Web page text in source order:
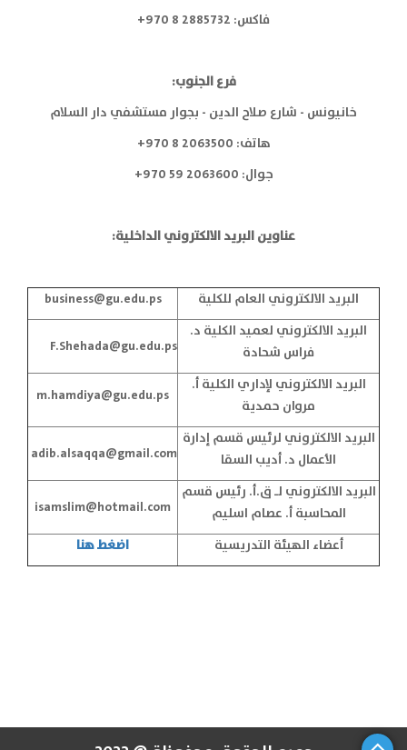
فاكس: 2885732 8 970+
فرع الجنوب:
خانيونس - شارع صلاح الدين - بجوار مستشفي دار السلام
هاتف: 2063500 8 970+
جوال: 2063600 59 970+
عناوين البريد الالكتروني الداخلية:
البريد الالكتروني العام للكلية
business@gu.edu.ps
البريد الالكتروني لعميد الكلية د.
فراس شحادة
F.Shehada@gu.edu.ps
البريد الالكتروني لإداري الكلية أ.
مروان حمدية
m.hamdiya@gu.edu.ps
البريد الالكتروني لرئيس قسم إدارة
الأعمال د. أديب السقا
adib.alsaqqa@gmail.com
البريد الالكتروني لـ ق.أ. رئيس قسم
المحاسبة أ. عصام اسليم
isamslim@hotmail.com
أعضاء الهيئة التدريسية
اضغط هنا